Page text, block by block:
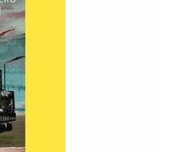
Tomas
Ådnøy.Alt om